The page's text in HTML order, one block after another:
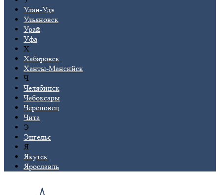
Улан-Удэ
Ульяновск
Урай
Уфа
Х
Хабаровск
Ханты-Мансийск
Ч
Челябинск
Чебоксары
Череповец
Чита
Э
Энгельс
Я
Якутск
Ярославль